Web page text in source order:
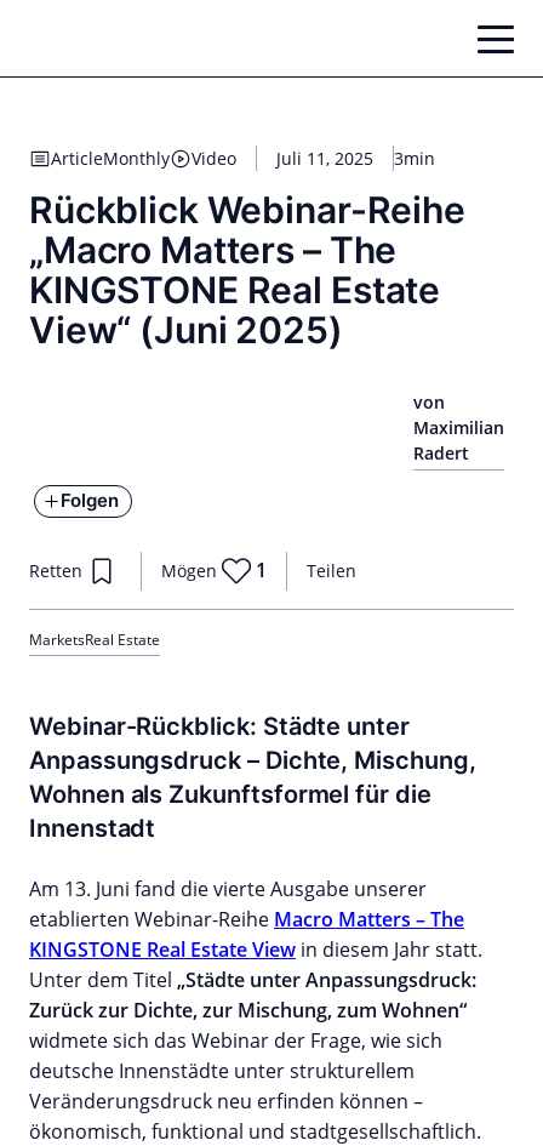
springen
ArticleMonthly Video Juli 11, 2025 3min
Rückblick Webinar-Reihe
„Macro Matters – The
KINGSTONE Real Estate
View“ (Juni 2025)
von
Maximilian
Radert
Folgen
Teilen
Retten Mögen 1
MarketsReal Estate
Webinar-Rückblick: Städte unter
Anpassungsdruck – Dichte, Mischung,
Wohnen als Zukunftsformel für die
Innenstadt
Am 13. Juni fand die vierte Ausgabe unserer
etablierten Webinar-Reihe Macro Matters – The
KINGSTONE Real Estate View in diesem Jahr statt.
Unter dem Titel „Städte unter Anpassungsdruck:
Zurück zur Dichte, zur Mischung, zum Wohnen“
widmete sich das Webinar der Frage, wie sich
deutsche Innenstädte unter strukturellem
Veränderungsdruck neu erfinden können –
ökonomisch, funktional und stadtgesellschaftlich.